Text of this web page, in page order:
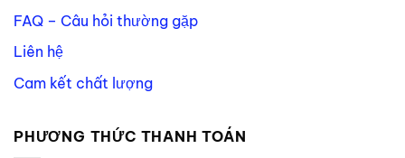
FAQ – Câu hỏi thường gặp
Liên hệ
Cam kết chất lượng
PHƯƠNG THỨC THANH TOÁN